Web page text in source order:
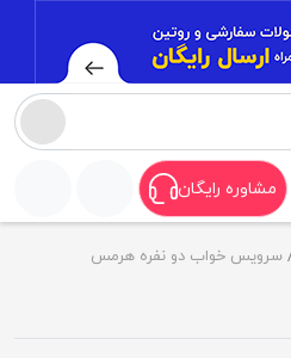
مشاوره رایگان
سرویس خواب دو نفره هرمس